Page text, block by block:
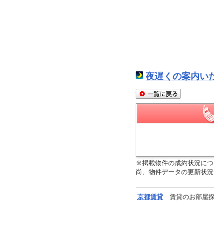
夜遅くの案内い
※掲載物件の成約状況につ
尚、物件データの更新状
京都賃貸 賃貸のお部屋